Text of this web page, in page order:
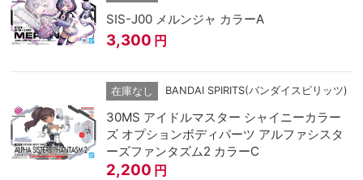
SIS-J00 メルンジャ カラーA
3,300 円
在庫なし BANDAI SPIRITS(バンダイスピリッツ)
30MS アイドルマスター シャイニーカラー
ズ オプションボディパーツ アルファシスタ
ーズファンタズム2 カラーC
2,200 円